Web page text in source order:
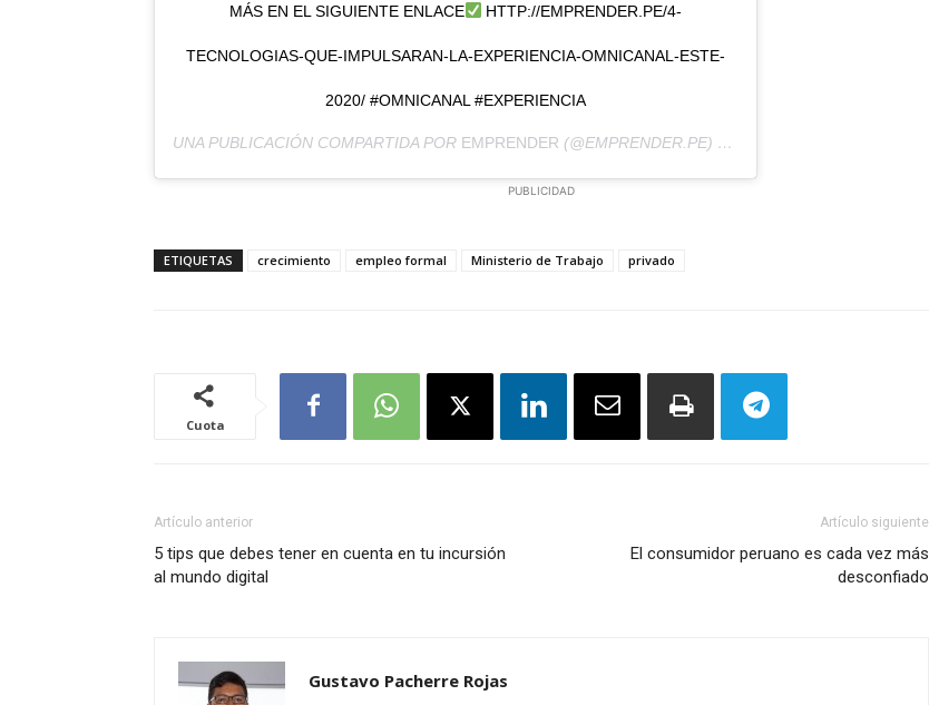
MÁS EN EL SIGUIENTE ENLACE HTTP://EMPRENDER.PE/4-
TECNOLOGIAS-QUE-IMPULSARAN-LA-EXPERIENCIA-OMNICANAL-ESTE-
2020/ #OMNICANAL #EXPERIENCIA
UNA PUBLICACIÓN COMPARTIDA POR EMPRENDER (@EMPRENDER.PE) EL
PUBLICIDAD
ETIQUETAS crecimiento empleo formal Ministerio de Trabajo privado
Cuota
Artículo anterior
5 tips que debes tener en cuenta en tu incursión
al mundo digital
Artículo siguiente
El consumidor peruano es cada vez más
desconfiado
Gustavo Pacherre Rojas